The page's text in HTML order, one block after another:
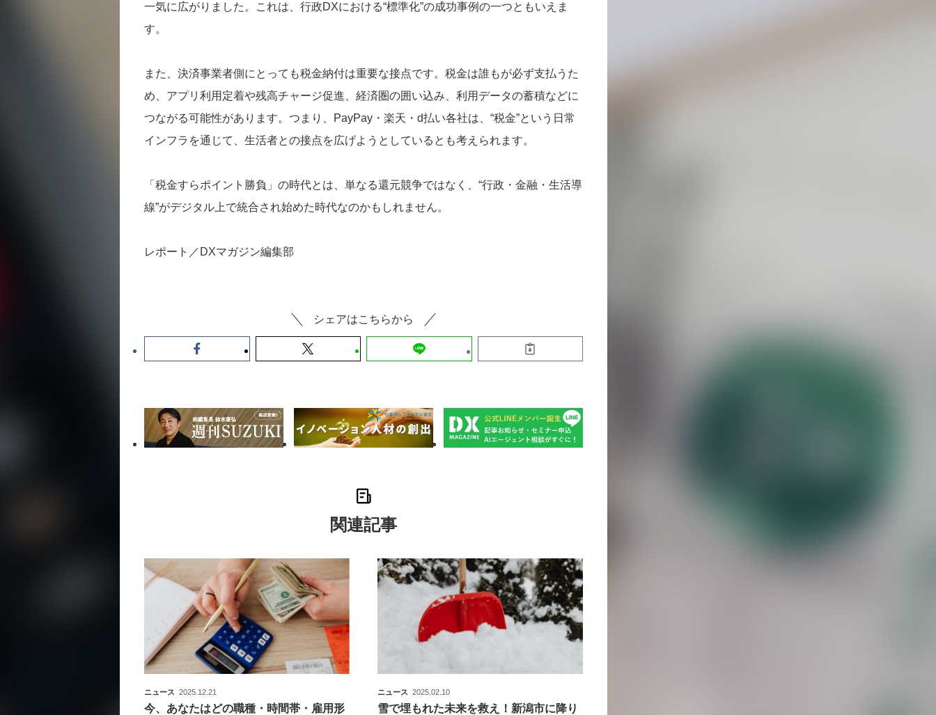
一気に広がりました。これは、行政DXにおける“標準化”の成功事例の一つともいえま
す。
また、決済事業者側にとっても税金納付は重要な接点です。税金は誰もが必ず支払うた
め、アプリ利用定着や残高チャージ促進、経済圏の囲い込み、利用データの蓄積などに
つながる可能性があります。つまり、PayPay・楽天・d払い各社は、“税金”という日常
インフラを通じて、生活者との接点を広げようとしているとも考えられます。
「税金すらポイント勝負」の時代とは、単なる還元競争ではなく、“行政・金融・生活導
線”がデジタル上で統合され始めた時代なのかもしれません。
レポート／DXマガジン編集部
シェアはこちらから
関連記事
ニュース 2025.12.21
今、あなたはどの職種・時間帯・雇用形
ニュース 2025.02.10
雪で埋もれた未来を救え！新潟市に降り